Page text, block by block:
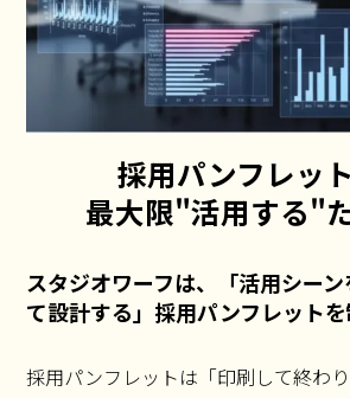
採用パンフレット
最大限"活用する"た
スタジオワーフは、「活用シー
て設計する」採用パンフレットを
採用パンフレットは「印刷して終わ